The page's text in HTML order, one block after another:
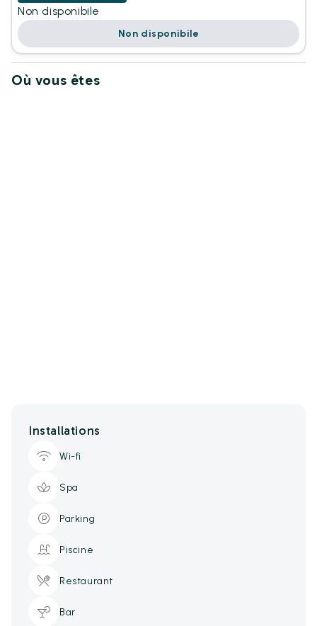
Non disponibile
Non disponibile
Où vous êtes
Installations
Wi-fi
Spa
Parking
Piscine
Restaurant
Bar